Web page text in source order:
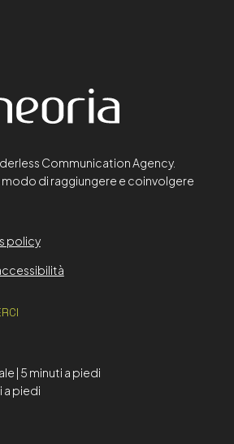
Communication Agency.
modo di raggiungere e coinvolgere
policy
| 5 minuti a piedi
a piedi